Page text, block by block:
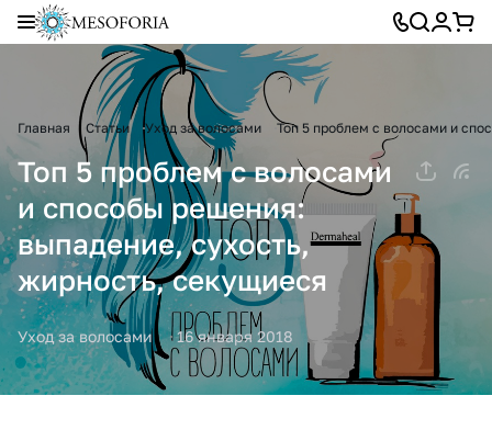
Главная Статьи Уход за волосами Топ 5 проблем с волосами и
Топ 5 проблем с волосами
и способы решения:
выпадение, сухость,
жирность, секущиеся
Уход за волосами 16 января 2018